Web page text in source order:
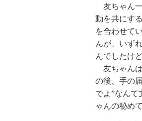
友ちゃん一
動を共にす
を合わせて
んが、いず
んでしたけ
友ちゃんは
の後、手の
でよ”なんて
ゃんの秘め